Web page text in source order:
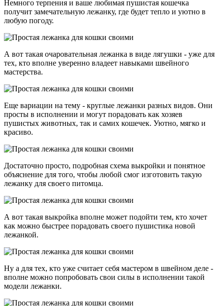
Немного терпения и ваше любимая пушистая кошечка
получит замечательную лежанку, где будет тепло и уютно в
любую погоду.
А вот такая очаровательная лежанка в виде лягушки - уже для
тех, кто вполне уверенно владеет навыками швейного
мастерства.
Еще вариации на тему - круглые лежанки разных видов. Они
просты в исполнении и могут порадовать как хозяев
пушистых животных, так и самих кошечек. Уютно, мягко и
красиво.
Достаточно просто, подробная схема выкройки и понятное
объяснение для того, чтобы любой смог изготовить такую
лежанку для своего питомца.
А вот такая выкройка вполне может подойти тем, кто хочет
как можно быстрее порадовать своего пушистика новой
лежанкой.
Ну а для тех, кто уже считает себя мастером в швейном деле -
вполне можно попробовать свои силы в исполнении такой
модели лежанки.